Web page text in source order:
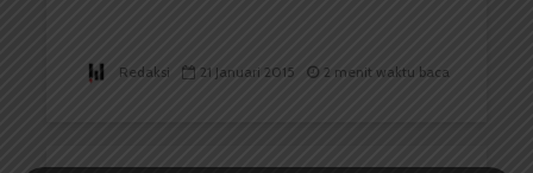
Redaksi 21 Januari 2015 2 menit waktu baca